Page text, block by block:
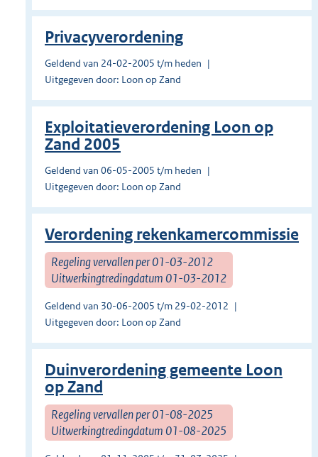
Privacyverordening
Geldend van 24-02-2005 t/m heden
Uitgegeven door: Loon op Zand
Exploitatieverordening Loon op
Zand 2005
Geldend van 06-05-2005 t/m heden
Uitgegeven door: Loon op Zand
Verordening rekenkamercommissie
Regeling vervallen per 01-03-2012
Uitwerkingtredingdatum 01-03-2012
Geldend van 30-06-2005 t/m 29-02-2012
Uitgegeven door: Loon op Zand
Duinverordening gemeente Loon
op Zand
Regeling vervallen per 01-08-2025
Uitwerkingtredingdatum 01-08-2025